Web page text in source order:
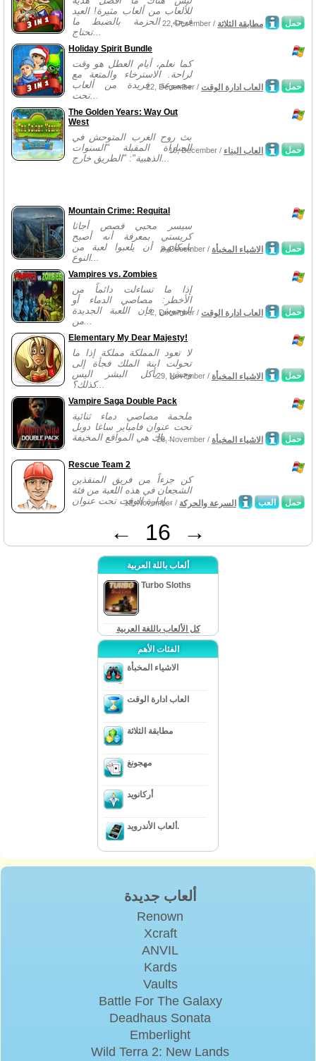
للألعاب من ألعاب مثيرة! العيد
فرحة الحزمة بالضبط ما
تحتاج...
حمل 22, December / مطابقة الثلاثة
Holiday Spirit Bundle
كما نعلم، أيام العطل هو وقت
لراحة. الاسترخاء والمتعة مع
مجموعة فريدة من ألعاب
تحت...
حمل 22, December / العاب ادارة الوقت
The Golden Years: Way Out
West
بث روح الغرب المتوحش في
المباراة المقبلة "السنوات
الذهبية": "الطريق خارج...
حمل 16, December / العاب البناء
Mountain Crime: Requital
سيسر محبي قصص أجاثا
كريستي بمعرفة أنه أصبح
بامكانهم أن يلعبوا لعبة من
النوع...
حمل 8, December / الاشياء المخبأة
Vampires vs. Zombies
إذا ما تساءلت دائماً من
الأخطر: مصاصي الدماء أو
الوحوش فإن اللعبة الجديدة
من...
حمل 2, December / العاب ادارة الوقت
Elementary My Dear Majesty!
لا تعود المملكة مملكة إذا ما
تحولت ابنة الملك فجأة إلى
وحش يأكل البشر اليس
كذلك؟...
حمل 29, November / الاشياء المخبأة
Vampire Saga Double Pack
ملحمة مصاصي دماء ثنائية
تحت عنوان فامباير ساغا دوبل
باك هي المواقع المخيفة...
حمل 28, November / الاشياء المخبأة
Rescue Team 2
كن جزءاً من فريق المنقذين
الشجعان في هذه اللعبة من فئة
إدارة الوقت تحت عنوان...
حمل العب 18, November / السرعة والحركة
← 16 →
ألعاب باللة العربية
Turbo Sloths
كل الألعاب باللغة العربية
الفئات الأهم
الاشياء المخبأة
العاب ادارة الوقت
مطابقة الثلاثة
مهجونغ
أركانويد
ألعاب الأندرويد.
ألعاب جديدة
Renown
Xcraft
ANVIL
Kards
Vaults
Battle For The Galaxy
Deadhaus Sonata
Emberlight
Wild Terra 2: New Lands